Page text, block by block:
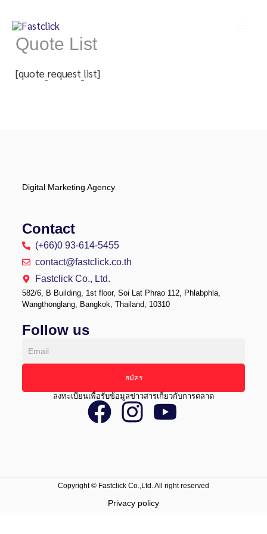
contentQuote List
[quote_request_list]
Digital Marketing Agency
Contact
(+66)0 93-614-5455
contact@fastclick.co.th
Fastclick Co., Ltd.
582/6, B Building, 1st floor, Soi Lat Phrao 112, Phlabphla,
Wangthonglang, Bangkok, Thailand, 10310
Follow us
Email
สมัคร
ลงทะเบียนเพื่อรับข้อมูลข่าวสารเกี่ยวกับการตลาด
Copyright © Fastclick Co.,Ltd. All right reserved​
Privacy policy​